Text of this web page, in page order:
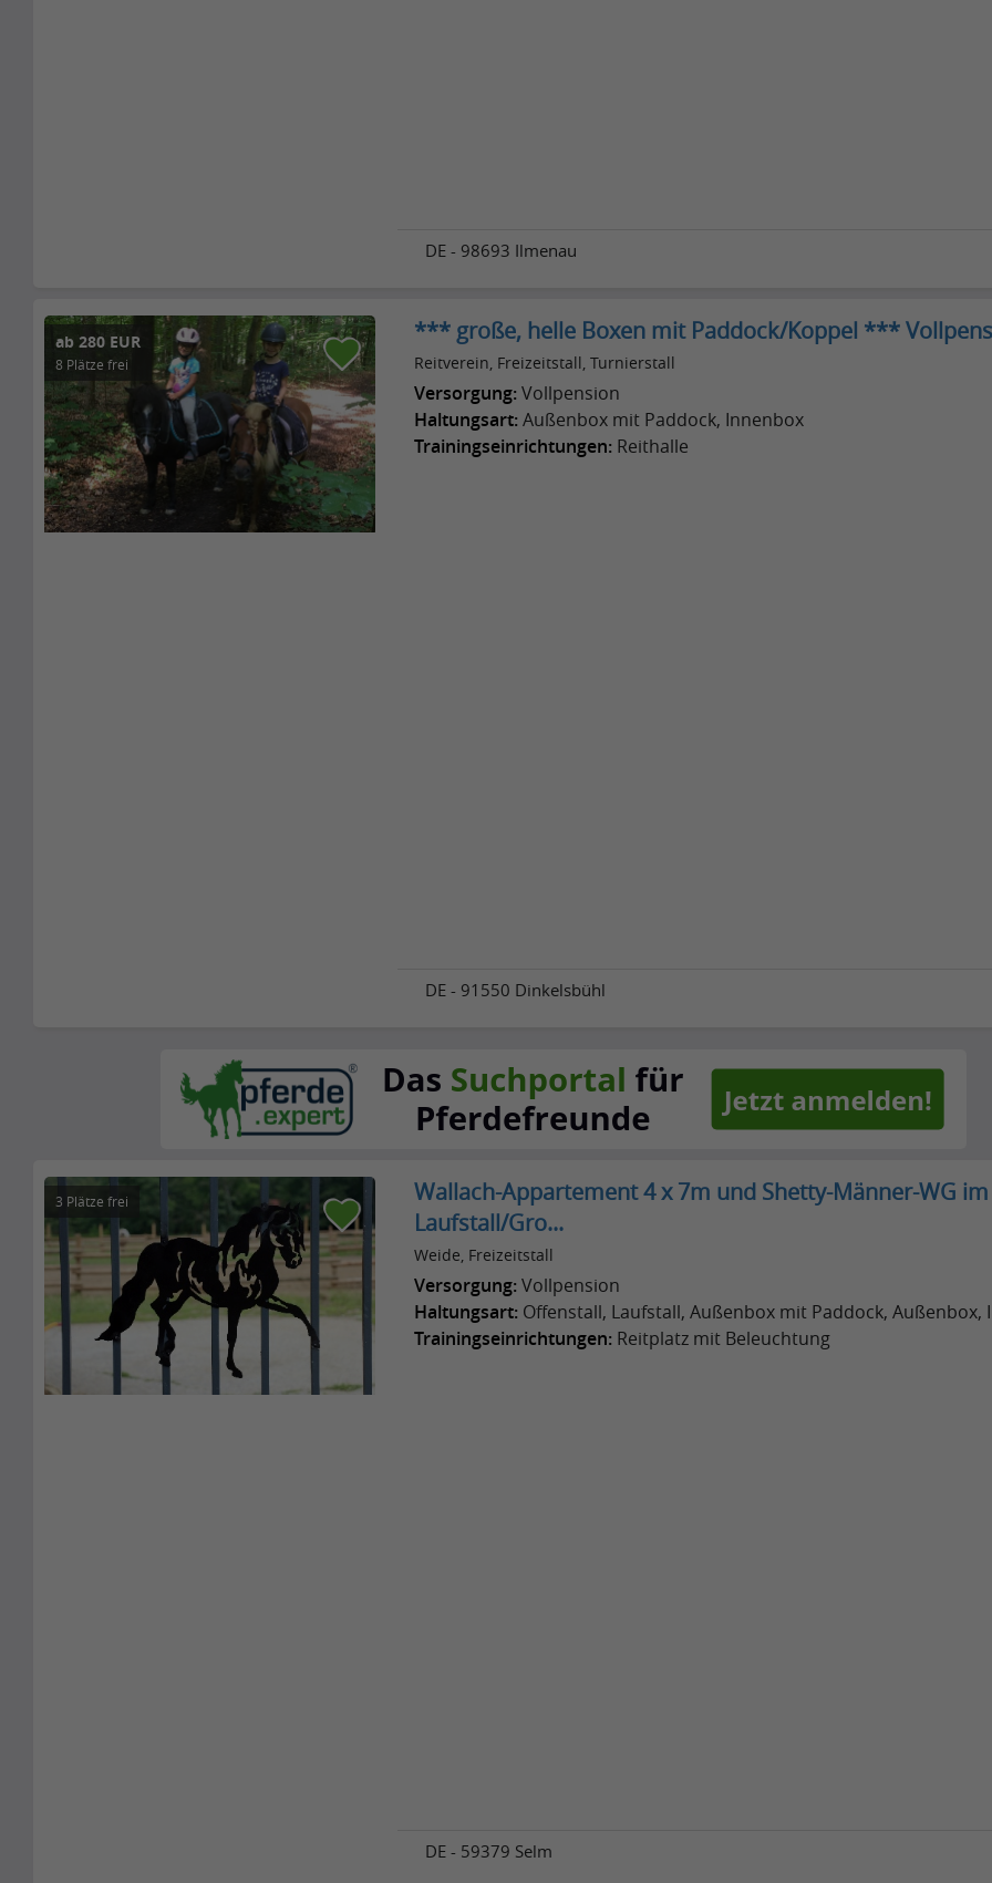
DE - 98693 Ilmenau
ab 280 EUR
8 Plätze frei
*** große, helle Boxen mit Paddock/Koppel ***
Reitverein, Freizeitstall, Turnierstall
Versorgung:Vollpension
Haltungsart:Außenbox mit Paddock, Innenbox
Trainingseinrichtungen: Reithalle
DE - 91550 Dinkelsbühl
3 Plätze frei
Wallach-Appartement 4 x 7m und Shetty-Männer-WG im
Laufstall/Gro...
Weide, Freizeitstall
Versorgung:Vollpension
Haltungsart: Offenstall, Laufstall, Außenbox mit Paddock, Außenbox,
Trainingseinrichtungen: Reitplatz mit Beleuchtung
DE - 59379 Selm